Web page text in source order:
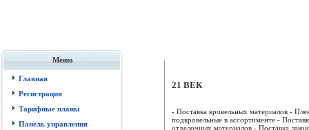
Меню
Главная
Регистрация
Тарифные планы
Панель управления
21 ВЕК
- Поставка кровельных материалов -
подкровельные в ассортименте -
отделочных материалов - Поставка